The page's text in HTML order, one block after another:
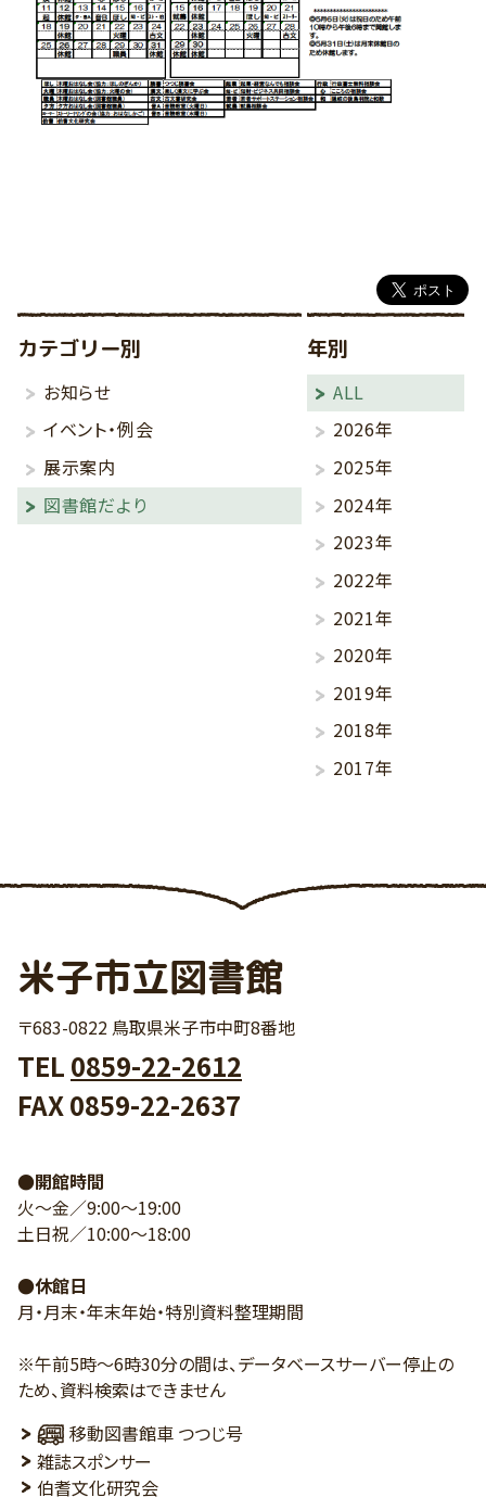
カテゴリー別
お知らせ
イベント・例会
展示案内
図書館だより
年別
ALL
2026年
2025年
2024年
2023年
2022年
2021年
2020年
2019年
2018年
2017年
米子市立図書館
〒683-0822 鳥取県米子市中町8番地
TEL 0859-22-2612
FAX 0859-22-2637
●開館時間
火～金／9:00～19:00
土日祝／10:00～18:00
●休館日
月・月末・年末年始・特別資料整理期間
※午前5時～6時30分の間は、データベースサーバー停止の
ため、資料検索はできません
移動図書館車 つつじ号
雑誌スポンサー
伯耆文化研究会